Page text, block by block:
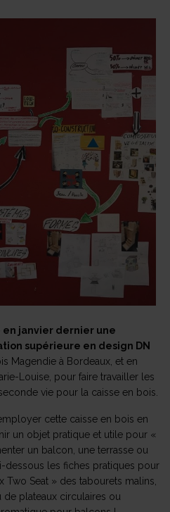
janvier dernier une
supérieure en design DN
Magendie à Bordeaux, et en
Louise, pour faire travailler les
vie pour la caisse en bois.
cette caisse en bois en
un objet pratique et utile pour «
un balcon, une terrasse ou
dessous les fiches pratiques pour
Seat » des tabourets malins,
plateaux circulaires ou